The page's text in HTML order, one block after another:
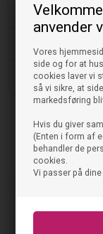
anvender
Vores
side og for at
cookies laver vi
så vi sikre, at
markedsføring
Hvis du giver
(Enten i form af
behandler de
cookies.
Vi passer på
Størrelse og